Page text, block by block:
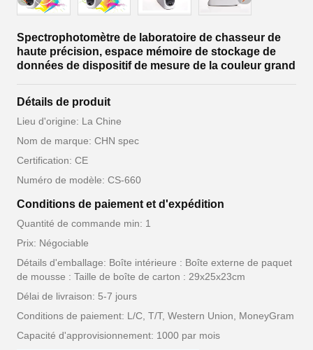
Spectrophotomètre de laboratoire de chasseur de
haute précision, espace mémoire de stockage de
données de dispositif de mesure de la couleur grand
Détails de produit
Lieu d'origine: La Chine
Nom de marque: CHN spec
Certification: CE
Numéro de modèle: CS-660
Conditions de paiement et d'expédition
Quantité de commande min: 1
Prix: Négociable
Détails d'emballage: Boîte intérieure : Boîte externe de paquet
de mousse : Taille de boîte de carton : 29x25x23cm
Délai de livraison: 5-7 jours
Conditions de paiement: L/C, T/T, Western Union, MoneyGram
Capacité d'approvisionnement: 1000 par mois